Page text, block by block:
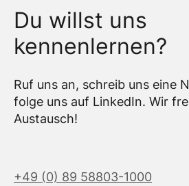
Du willst uns
kennenlernen?
Ruf uns an, schreib uns eine
folge uns auf LinkedIn. Wir
Austausch!
+49 (0) 89 58803-1000